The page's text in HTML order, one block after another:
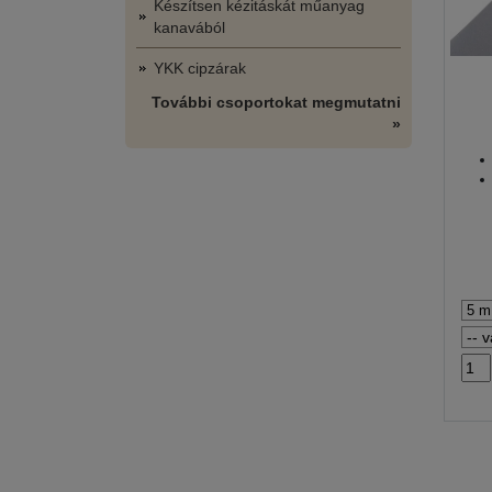
Készítsen kézitáskát műanyag
kanavából
YKK cipzárak
További csoportokat megmutatni
»